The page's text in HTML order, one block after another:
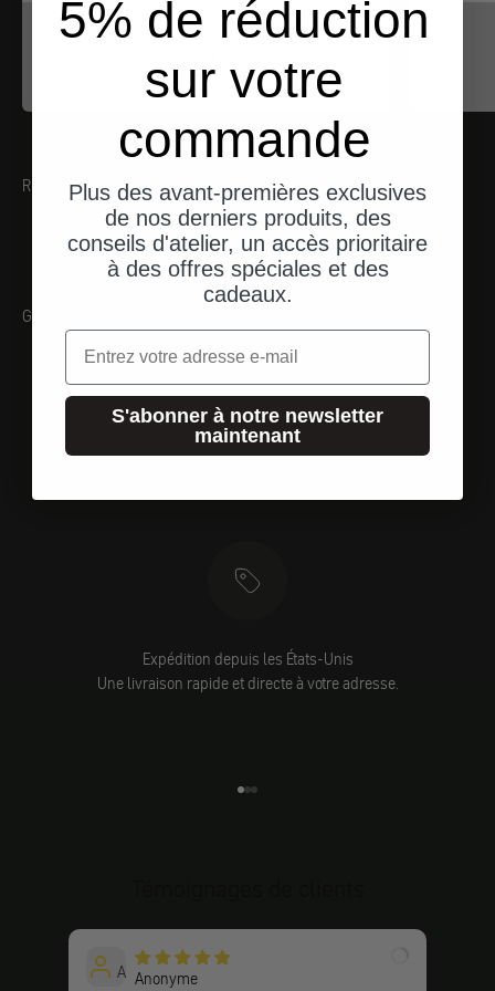
iwiss
Angebot
$33.00
RECOMMANDATIONS
Galerie
Expédition depuis les États-Unis
Une livraison rapide et directe à votre adresse.
A Anonyme
5% de réduction
sur votre
commande
Plus des avant-premières exclusives
de nos derniers produits, des
conseils d'atelier, un accès prioritaire
à des offres spéciales et des
cadeaux.
Email
S'abonner à notre newsletter
maintenant